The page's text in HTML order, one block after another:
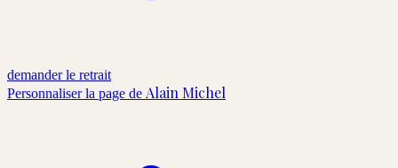
demander le retrait
Personnaliser la page de Alain Michel